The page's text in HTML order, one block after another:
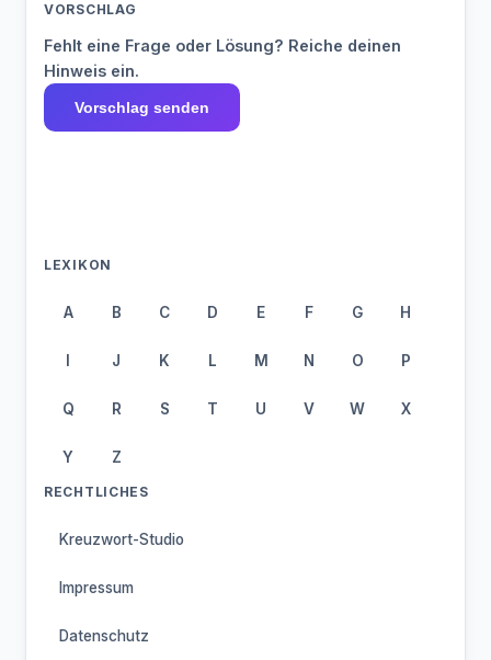
VORSCHLAG
Fehlt eine Frage oder Lösung? Reiche deinen
Hinweis ein.
Vorschlag senden
LEXIKON
A B C D E F G H
I J K L M N O P
Q R S T U V W X
Y Z
RECHTLICHES
Kreuzwort-Studio
Impressum
Datenschutz